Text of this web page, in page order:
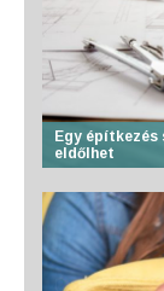
Egy építkezés
eldőlhet